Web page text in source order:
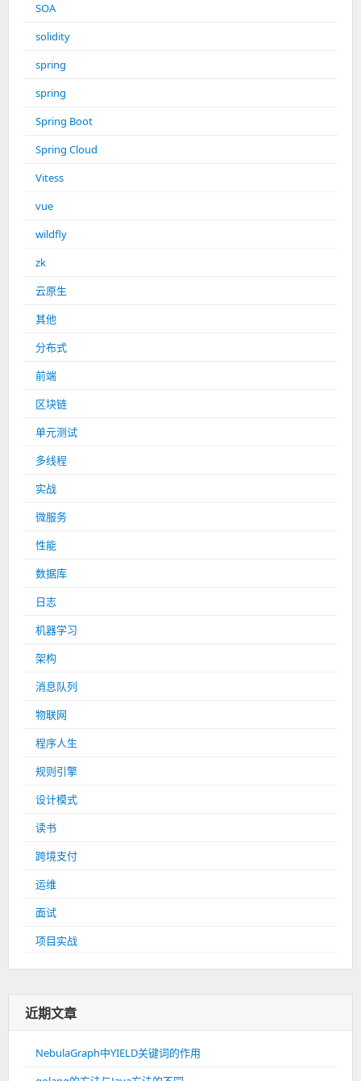
SOA
solidity
spring
spring
Spring Boot
Spring Cloud
Vitess
vue
wildfly
zk
云原生
其他
分布式
前端
区块链
单元测试
多线程
实战
微服务
性能
数据库
日志
机器学习
架构
消息队列
物联网
程序人生
规则引擎
设计模式
读书
跨境支付
运维
面试
项目实战
近期文章
NebulaGraph中YIELD关键词的作用